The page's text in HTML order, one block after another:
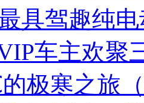
具驾趣纯
车主欢聚
极寒之旅